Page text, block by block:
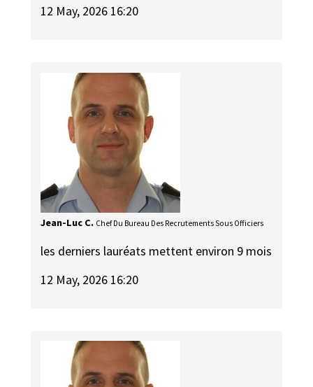
12 May, 2026 16:20
Jean-Luc C. Chef Du Bureau Des Recrutements Sous Officiers
les derniers lauréats mettent environ 9 mois
12 May, 2026 16:20